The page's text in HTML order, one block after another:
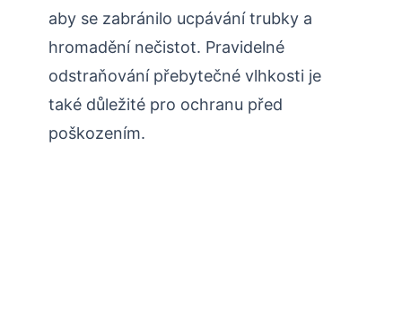
aby se zabránilo ucpávání trubky a
hromadění nečistot. Pravidelné
odstraňování přebytečné vlhkosti je
také důležité pro ochranu před
poškozením.